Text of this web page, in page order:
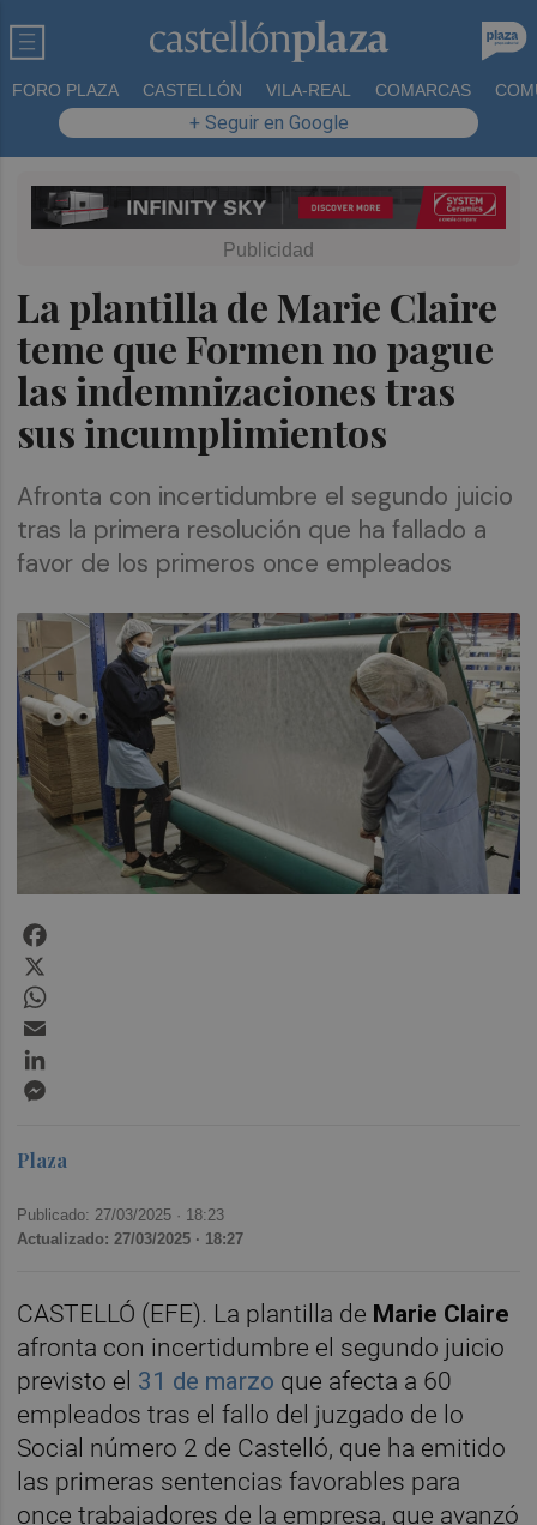
FORO PLAZA CASTELLÓN VILA-REAL COMARCAS
+ Seguir en Google
La plantilla de Marie Claire
teme que Formen no pague
las indemnizaciones tras
sus incumplimientos
Afronta con incertidumbre el segundo juicio
tras la primera resolución que ha fallado a
favor de los primeros once empleados
Plaza
Publicado: 27/03/2025 · 18:23
Actualizado: 27/03/2025 · 18:27
CASTELLÓ (EFE). La plantilla de Marie Claire
afronta con incertidumbre el segundo juicio
previsto el 31 de marzo que afecta a 60
empleados tras el fallo del juzgado de lo
Social número 2 de Castelló, que ha emitido
las primeras sentencias favorables para
once trabajadores de la empresa, que avanzó